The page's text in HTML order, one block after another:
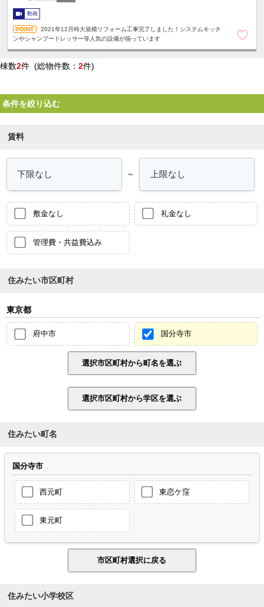
動画
2021年12月時大規模リフォーム工事完了しました！システムキッチ
ンやシャンプードレッサー等人気の設備が揃っています
棟数2件 (総物件数： 2件)
条件を絞り込む
賃料
～
敷金なし 礼金なし
管理費・共益費込み
住みたい市区町村
東京都
府中市 国分寺市
住みたい町名
国分寺市
西元町 東恋ケ窪
東元町
住みたい小学校区